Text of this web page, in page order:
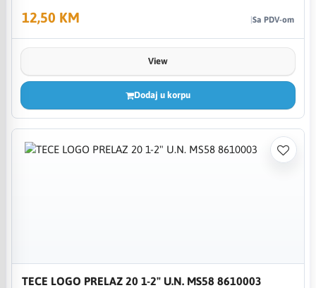
12,50 KM Sa PDV-om
View
Dodaj u korpu
TECE LOGO PRELAZ 20 1-2" U.N. MS58 8610003